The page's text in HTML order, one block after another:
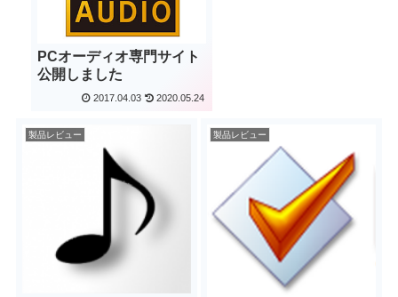
PCオーディオ専門サイト
公開しました
2017.04.03 2020.05.24
製品レビュー 製品レビュー